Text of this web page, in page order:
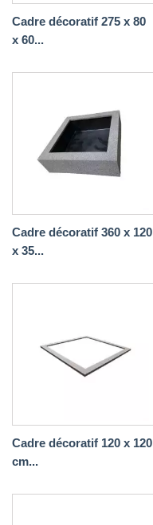
Cadre décoratif 275 x 80
x 60...
Cadre décoratif 360 x 120
x 35...
Cadre décoratif 120 x 120
cm...